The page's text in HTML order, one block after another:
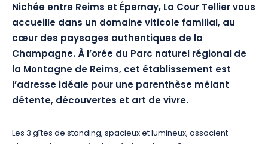
Nichée entre Reims et Épernay, La Cour Tellier vous
accueille dans un domaine viticole familial, au
cœur des paysages authentiques de la
Champagne. À l’orée du Parc naturel régional de
la Montagne de Reims, cet établissement est
l’adresse idéale pour une parenthèse mêlant
détente, découvertes et art de vivre.
Les 3 gîtes de standing, spacieux et lumineux, associent